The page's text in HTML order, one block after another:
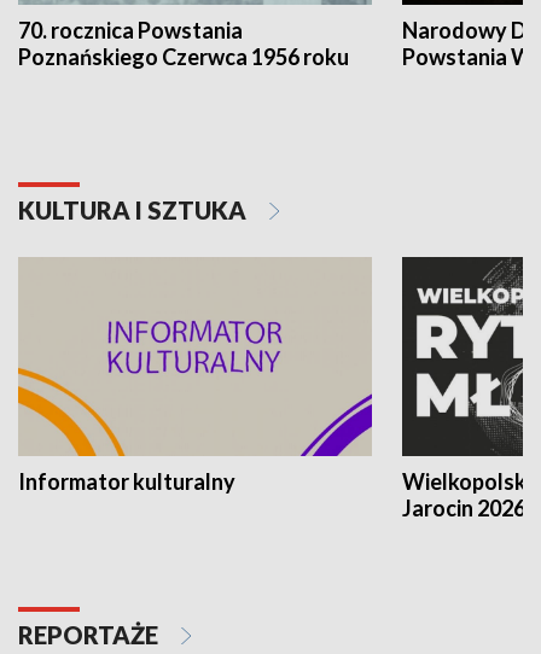
70. rocznica Powstania
Poznańskiego Czerwca 1956 roku
Narodowy
Powstania
KULTURA I SZTUKA
Informator kulturalny
Jarocin 2026
REPORTAŻE